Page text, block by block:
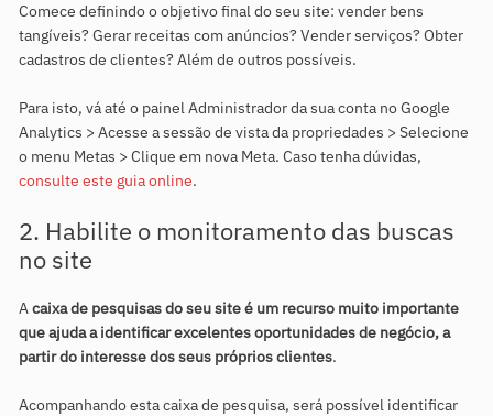
Comece definindo o objetivo final do seu site: vender bens
tangíveis? Gerar receitas com anúncios? Vender serviços? Obter
cadastros de clientes? Além de outros possíveis.
Para isto, vá até o painel Administrador da sua conta no Google
Analytics > Acesse a sessão de vista da propriedades > Selecione
o menu Metas > Clique em nova Meta. Caso tenha dúvidas,
consulte este guia online.
2. Habilite o monitoramento das buscas
no site
Acaixa de pesquisas do seu site é um recurso muito importante
que ajuda a identificar excelentes oportunidades de negócio, a
partir do interesse dos seus próprios clientes.
Acompanhando esta caixa de pesquisa, será possível identificar